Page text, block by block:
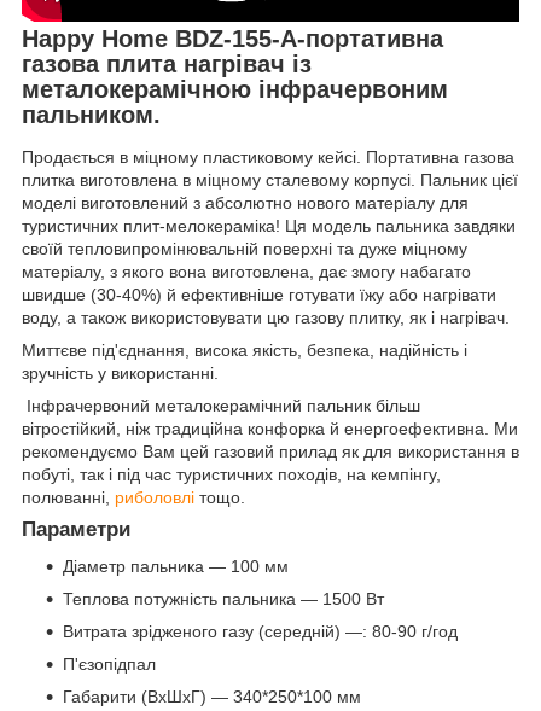
Happy Home BDZ-155-А-портативна
газова плита нагрівач із
металокерамічною інфрачервоним
пальником.
Продається в міцному пластиковому кейсі. Портативна газова
плитка виготовлена в міцному сталевому корпусі. Пальник цієї
моделі виготовлений з абсолютно нового матеріалу для
туристичних плит-мелокераміка! Ця модель пальника завдяки
своїй тепловипромінювальній поверхні та дуже міцному
матеріалу, з якого вона виготовлена, дає змогу набагато
швидше (30-40%) й ефективніше готувати їжу або нагрівати
воду, а також використовувати цю газову плитку, як і нагрівач.
Миттєве під'єднання, висока якість, безпека, надійність і
зручність у використанні.
Інфрачервоний металокерамічний пальник більш
вітростійкий, ніж традиційна конфорка й енергоефективна. Ми
рекомендуємо Вам цей газовий прилад як для використання в
побуті, так і під час туристичних походів, на кемпінгу,
полюванні, риболовлі тощо.
Параметри
Діаметр пальника — 100 мм
Теплова потужність пальника — 1500 Вт
Витрата зрідженого газу (середній) —: 80-90 г/год
П'єзопідпал
Габарити (ВхШхГ) — 340*250*100 мм